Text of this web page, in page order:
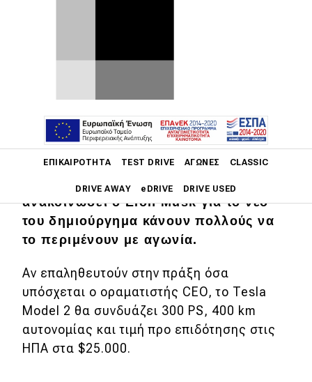
ΕΠΙΚΑΙΡΌΤΗΤΑ TEST DRIVE ΑΓΏΝΕΣ CLASSIC
DRIVE AWAY eDRIVE DRIVE USED
Main navigation
Επικαιρότητα
Νέα μοντέλα
Πρωτότυπα
Ελλάδα
Κόσμος
Το νέο Tesla Model 2 απασχολεί εδώ
και χρόνια την επικαιρότητα. Οι
τεχνικές προδιαγραφές που έχει
ανακοινώσει ο Elon Musk για το νέο
του δημιούργημα κάνουν πολλούς να
το περιμένουν με αγωνία.
Αν επαληθευτούν στην πράξη όσα
υπόσχεται ο οραματιστής CEO, το Tesla
Model 2 θα συνδυάζει 300 PS, 400 km
αυτονομίας και τιμή προ επιδότησης στις
ΗΠΑ στα $25.000.